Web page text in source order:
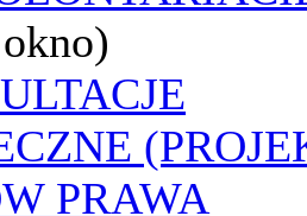
PRAWA